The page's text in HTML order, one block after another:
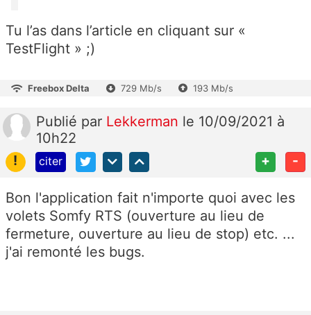
Tu l’as dans l’article en cliquant sur «
TestFlight » ;)
Freebox Delta 729 Mb/s 193 Mb/s
Publié par Lekkerman le 10/09/2021 à
10h22
!
citer + -
Bon l'application fait n'importe quoi avec les
volets Somfy RTS (ouverture au lieu de
fermeture, ouverture au lieu de stop) etc. ...
j'ai remonté les bugs.